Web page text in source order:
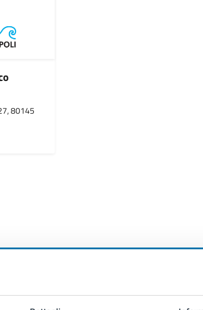
80145